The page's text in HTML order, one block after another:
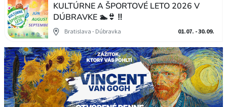
KULTÚRNE A ŠPORTOVÉ LETO 2026 V
DÚBRAVKE 🏊👙 ‼
Bratislava - Dúbravka 01.07. - 30.09.